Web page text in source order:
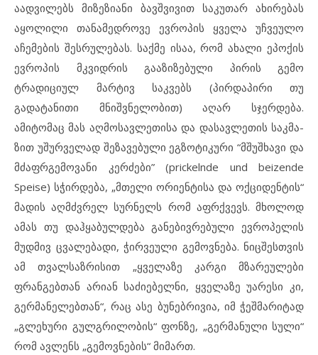
აადვილებს მიზეზიანი ბავშვივით საკუთარ ახირებას
აყოლილი თანამედროვე ევროპის ყველა უჩვეულო
აჩემების შესრულებას. საქმე ისაა, რომ ახალი ეპოქის
ევროპის მკვიდრის გააზიზებული პირის გემო
ტრადიციულ მარტივ საკვებს (პირდაპირი თუ
გადატანითი მნიშვნელობით) აღარ სჯერდება.
ამიტომაც მას აღმოსავლეთისა და დასავლეთის საკმა­
ზით უშურველად შეზავებული ეგზოტიკური “მშუშხავი და
მძაფრგემოვანი კერძები” (prickelnde und beizende
Speise) სჭირდება, „მთელი ორიენტისა და ოქციდენტის“
მადის აღმძვრელ სურნელს რომ აფრქვევს. მხოლოდ
ამას თუ დაჰყაბულდება განებივრებული ევროპელის
მუდმივ ცვალებადი, ჭირვეული გემოვნება. ნიცშესთვის
ამ თვალსაზრისით „ყველა­ზე კარგი მზარეულები
ფრანგებთან არიან საძიებე­ლნი, ყველაზე უარესი კი,
გერმანელებთან“, რაც ასე ბუნებრივია, იმ ჭეშმა­რიტად
„გლეხური გულგრილობის“ ფონზე, „გერმანუ­ლი სული“
რომ ავლენს „გემოვნების“ მიმართ.